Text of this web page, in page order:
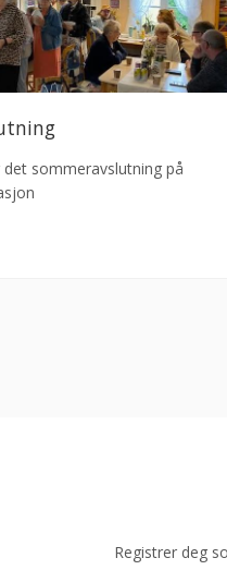
det sommeravslutning på
Registrer deg